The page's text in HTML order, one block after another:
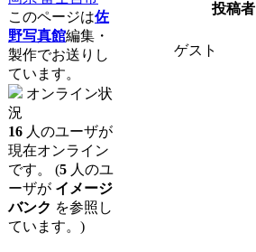
このページは佐
野写真館編集・
製作でお送りし
ています。
オンライン状
況
16 人のユーザが
現在オンライン
です。 (5 人のユ
ーザが イメージ
バンク を参照し
ています。)
投稿者
ゲスト